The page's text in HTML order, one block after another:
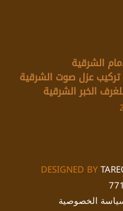
الشرقية
0537161430 تركيب عزل صوت الشرقية
الخبر الشرقية
الخصوصية